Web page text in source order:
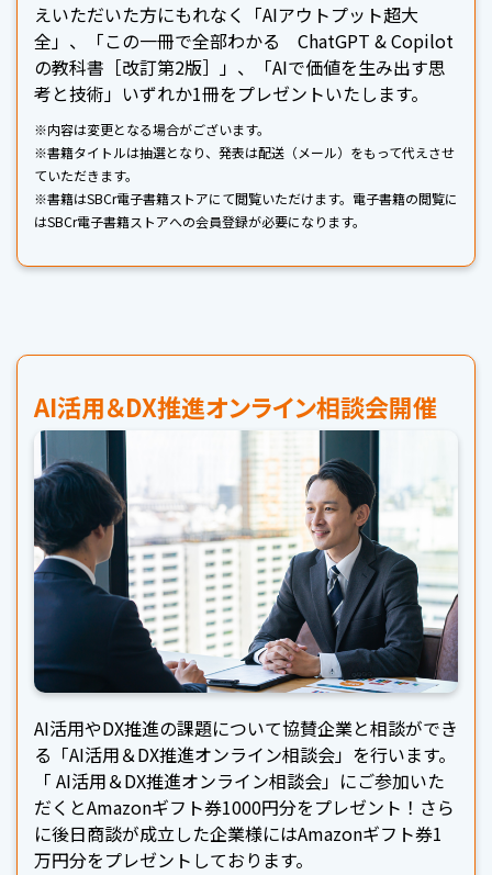
えいただいた方にもれなく「AIアウトプット超大
全」、「この一冊で全部わかる ChatGPT & Copilot
の教科書［改訂第2版］」、「AIで価値を生み出す思
考と技術」いずれか1冊をプレゼントいたします。
※内容は変更となる場合がございます。
※書籍タイトルは抽選となり、発表は配送（メール）をもって代えさせ
ていただきます。
※書籍はSBCr電子書籍ストアにて閲覧いただけます。電子書籍の閲覧に
はSBCr電子書籍ストアへの会員登録が必要になります。
AI活用＆DX推進オンライン相談会開催
AI活用やDX推進の課題について協賛企業と相談ができ
る「AI活用＆DX推進オンライン相談会」を行います。
「 AI活用＆DX推進オンライン相談会」にご参加いた
だくとAmazonギフト券1000円分をプレゼント！さら
に後日商談が成立した企業様にはAmazonギフト券1
万円分をプレゼントしております。